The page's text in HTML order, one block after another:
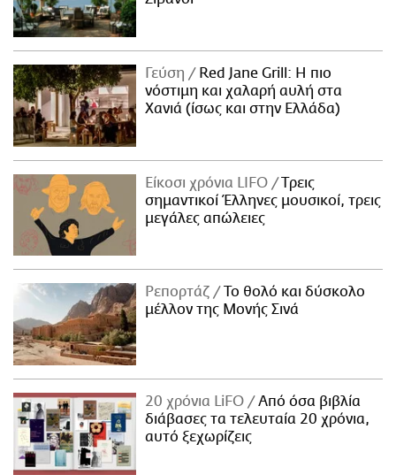
Γεύση
Red Jane Grill: Η πιο
νόστιμη και χαλαρή αυλή στα
Χανιά (ίσως και στην Ελλάδα)
Είκοσι χρόνια LIFO
Tρεις
σημαντικοί Έλληνες μουσικοί, τρεις
μεγάλες απώλειες
Ρεπορτάζ
Το θολό και δύσκολο
μέλλον της Μονής Σινά
20 χρόνια LiFO
Από όσα βιβλία
διάβασες τα τελευταία 20 χρόνια,
αυτό ξεχωρίζεις